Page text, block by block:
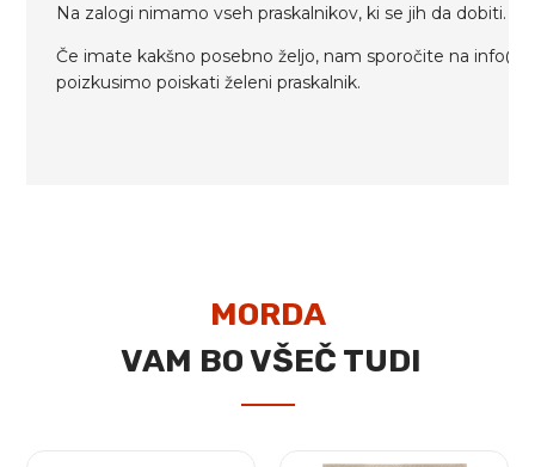
Na zalogi nimamo vseh praskalnikov, ki se jih da dobiti.
Če imate kakšno posebno željo, nam sporočite na
poizkusimo poiskati želeni praskalnik.
MORDA
VAM BO VŠEČ TUDI